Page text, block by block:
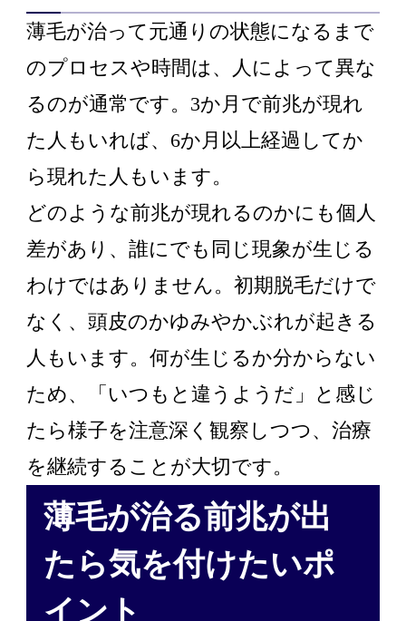
薄毛が治って元通りの状態になるまで
のプロセスや時間は、人によって異な
るのが通常です。3か月で前兆が現れ
た人もいれば、6か月以上経過してか
ら現れた人もいます。
どのような前兆が現れるのかにも個人
差があり、誰にでも同じ現象が生じる
わけではありません。初期脱毛だけで
なく、頭皮のかゆみやかぶれが起きる
人もいます。何が生じるか分からない
ため、「いつもと違うようだ」と感じ
たら様子を注意深く観察しつつ、治療
を継続することが大切です。
薄毛が治る前兆が出
たら気を付けたいポ
イント